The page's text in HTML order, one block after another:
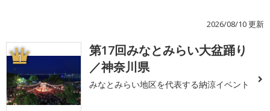
2026/08/10 更新
1
第17回みなとみらい大盆踊り
／神奈川県
みなとみらい地区を代表する納涼イベント